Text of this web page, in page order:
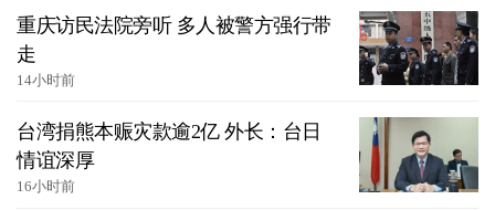
重庆访民法院旁听 多人被警方强行带
走
14小时前
台湾捐熊本赈灾款逾2亿 外长：台日
情谊深厚
16小时前